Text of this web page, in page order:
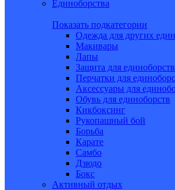
Единоборства
Показать подкатегории
Одежда для других
Макивары
Лапы
Защита для единоборств
Перчатки для
Аксессуары для
Обувь для единоборств
Кикбоксинг
Рукопашный бой
Борьба
Карате
Самбо
Дзюдо
Бокс
Активный отдых